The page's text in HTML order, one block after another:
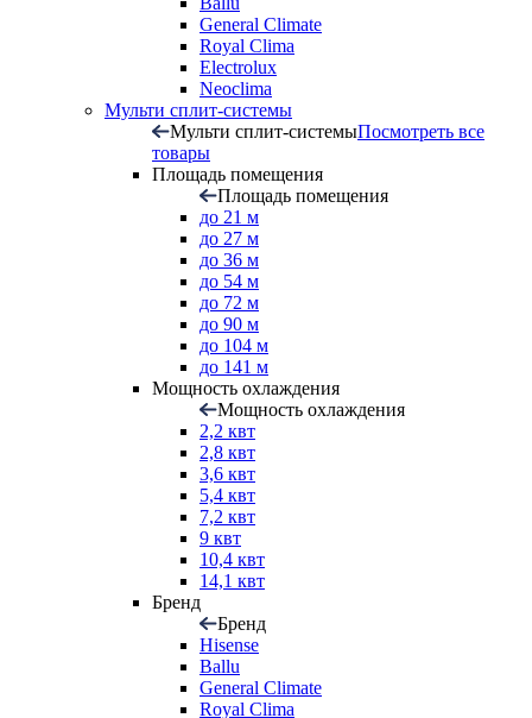
General Climate
Royal Clima
Electrolux
Neoclima
Мульти сплит-системы
Мульти сплит-системыПосмотреть все
товары
Площадь помещения
Площадь помещения
до 21 м
до 27 м
до 36 м
до 54 м
до 72 м
до 90 м
до 104 м
до 141 м
Мощность охлаждения
Мощность охлаждения
2,2 квт
2,8 квт
3,6 квт
5,4 квт
7,2 квт
9 квт
10,4 квт
14,1 квт
Бренд
Бренд
Hisense
Ballu
General Climate
Royal Clima